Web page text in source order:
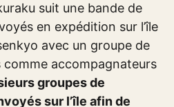
suit une bande de
en expédition sur l’île
avec un groupe de
comme accompagnateurs
groupes de
sur l’île afin de